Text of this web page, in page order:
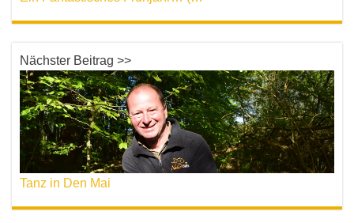
Nächster Beitrag >>
Tanz in Den Mai